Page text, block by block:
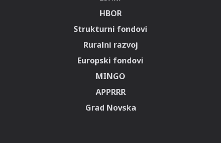
HBOR
Strukturni fondovi
Ruralni razvoj
Europski fondovi
MINGO
APPRRR
Grad Novska